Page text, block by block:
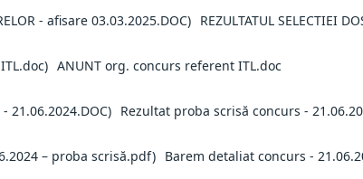
REZULTATUL SELECTIEI
ANUNT org. concurs referent ITL.doc
Rezultat proba scrisă concurs -
Barem detaliat concurs -